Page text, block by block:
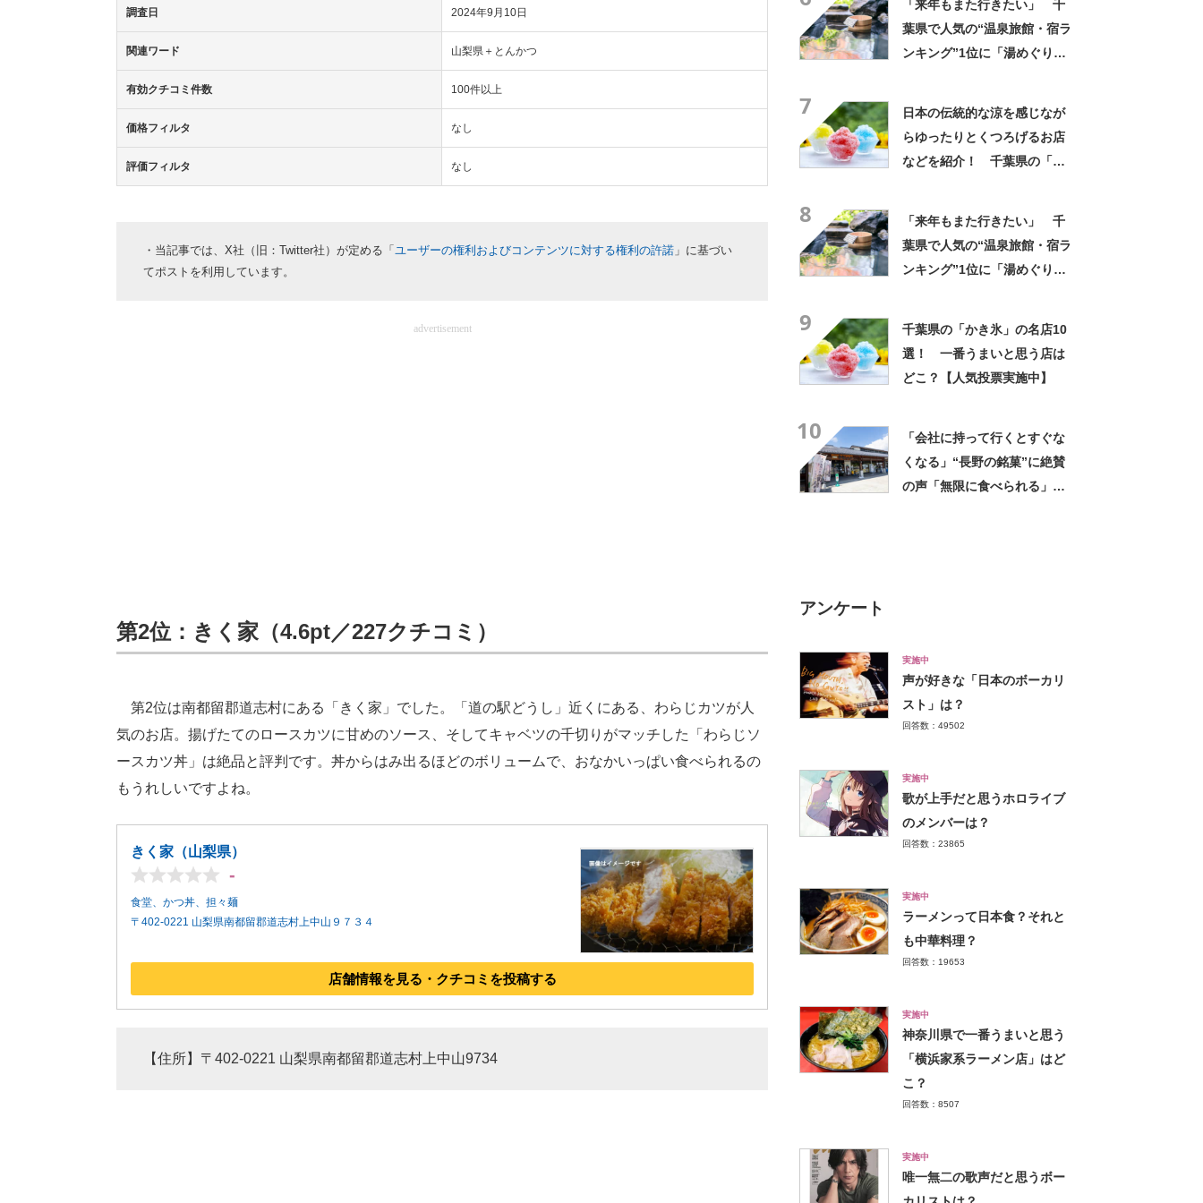
調査日 2024年9月10日
関連ワード 山梨県＋とんかつ
有効クチコミ件数 100件以上
価格フィルタ なし
評価フィルタ なし
・当記事では、X社（旧：Twitter社）が定める「 ユーザーの権利およびコンテンツに対する権利の許諾 」に基づい
てポストを利用しています。
advertisement
第2位：きく家（4.6pt／227クチコミ）
第2位は南都留郡道志村にある「きく家」でした。「道の駅どうし」近くにある、わらじカツが人
気のお店。揚げたてのロースカツに甘めのソース、そしてキャベツの千切りがマッチした「わらじソ
ースカツ丼」は絶品と評判です。丼からはみ出るほどのボリュームで、おなかいっぱい食べられるの
もうれしいですよね。
きく家（山梨県）
-
食堂、かつ丼、担々麺
〒402-0221 山梨県南都留郡道志村上中山９７３４
店舗情報を見る・クチコミを投稿する
【住所】〒402-0221 山梨県南都留郡道志村上中山9734
「来年もまた行きたい」 千
葉県で人気の“温泉旅館・宿ラ
ンキング”1位に「湯めぐりで
7
日本の伝統的な涼を感じなが
らゆったりとくつろげるお店
などを紹介！ 千葉県の「か
8
「来年もまた行きたい」 千
葉県で人気の“温泉旅館・宿ラ
ンキング”1位に「湯めぐりで
9
千葉県の「かき氷」の名店10
選！ 一番うまいと思う店は
どこ？【人気投票実施中】
10
「会社に持って行くとすぐな
くなる」“長野の銘菓”に絶賛
の声「無限に食べられる」
アンケート
実施中
声が好きな「日本のボーカリ
スト」は？
回答数：49502
実施中
歌が上手だと思うホロライブ
のメンバーは？
回答数：23865
実施中
ラーメンって日本食？それと
も中華料理？
回答数：19653
実施中
神奈川県で一番うまいと思う
「横浜家系ラーメン店」はど
こ？
回答数：8507
実施中
唯一無二の歌声だと思うボー